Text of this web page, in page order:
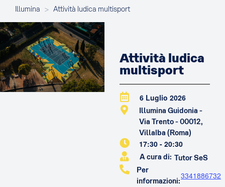
Illumina > Attività ludica multisport
Attività ludica
multisport
6 Luglio 2026
Illumina Guidonia -
Via Trento - 00012,
Villalba (Roma)
17:30 -20:30
A cura di: Tutor SeS
Per
informazioni:
3341886732